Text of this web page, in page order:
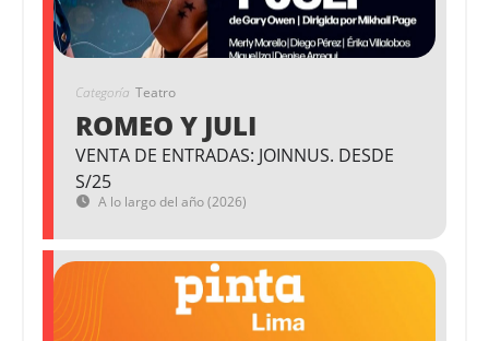
Categoría Teatro
ROMEO Y JULI
VENTA DE ENTRADAS: JOINNUS. DESDE
S/25
A lo largo del año (2026)